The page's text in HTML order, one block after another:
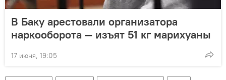
В Баку арестовали организатора
наркооборота — изъят 51 кг марихуаны
17 июня, 19:05